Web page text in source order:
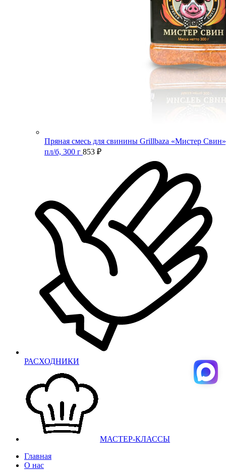
Пряная смесь для свинины Grillbaza «Мистер
пл/б, 300 г 853 ₽
РАСХОДНИКИ
МАСТЕР-КЛАССЫ
Главная
О нас